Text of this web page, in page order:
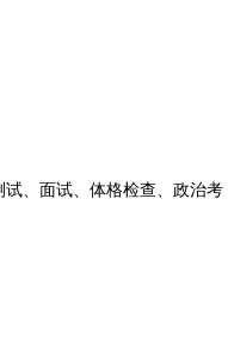
、面试、体格检查、政治考